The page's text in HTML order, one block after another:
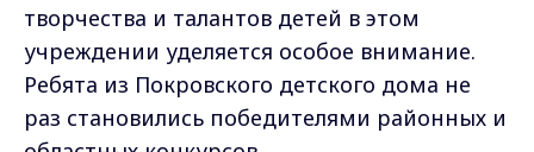
творчества и талантов детей в этом
учреждении уделяется особое внимание.
Ребята из Покровского детского дома не
раз становились победителями районных и